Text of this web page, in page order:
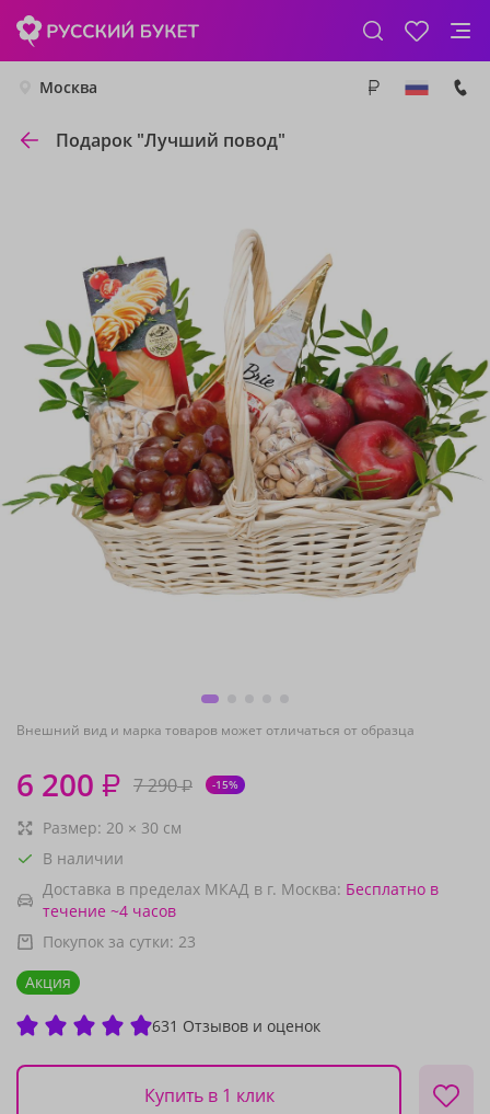
Москва
Подарок "Лучший повод"
Внешний вид и марка товаров может отличаться от образца
6 200 ₽ 7 290₽ -15%
Размер: 20 × 30 см
В наличии
Доставка в пределах МКАД в г. Москва: Бесплатно в
течение ~4 часов
Покупок за сутки: 23
Акция
631 Отзывов и оценок
Купить в 1 клик